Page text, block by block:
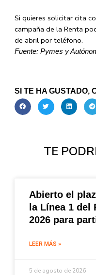
Si quieres solicitar cita
campaña de la Renta
de abril por teléfono.
Fuente: Pymes y
SI TE HA GUSTADO,
TE
Abierto el
la Línea 1 del
2026 para
LEER MÁS »
5 de agosto de 2026